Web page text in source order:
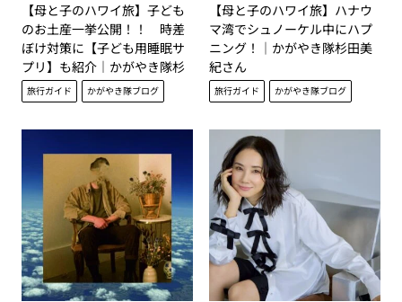
【母と子のハワイ旅】子ども
のお土産一挙公開！！ 時差
ぼけ対策に【子ども用睡眠サ
プリ】も紹介｜かがやき隊杉
田美紀さん
旅行ガイド かがやき隊ブログ
【母と子のハワイ旅】ハナウ
マ湾でシュノーケル中にハプ
ニング！｜かがやき隊杉田美
紀さん
旅行ガイド かがやき隊ブログ